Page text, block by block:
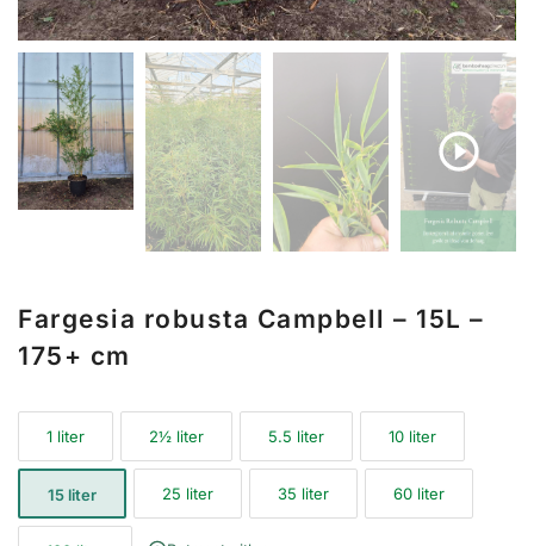
Fargesia robusta Campbell – 15L –
175+ cm
1 liter 2½ liter 5.5 liter 10 liter
15 liter 25 liter 35 liter 60 liter